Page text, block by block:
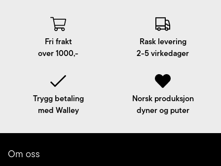
Fri frakt
over 1000,-
Rask levering
2-5 virkedager
Trygg betaling
med Walley
Norsk produksjon
dyner og puter
Om oss